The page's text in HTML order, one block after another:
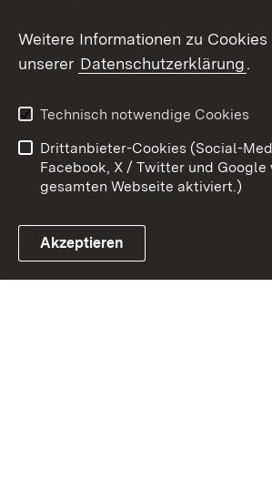
Link zum Landesportal
Barrierefreiheit
Impressum
Cookies
Weitere Informationen zu
unserer Datenschutzerklärung.
Technisch notwendige Cookies
Drittanbieter-Cookies (Social-
Facebook, X / Twitter und Google
gesamten Webseite aktiviert.)
Akzeptieren